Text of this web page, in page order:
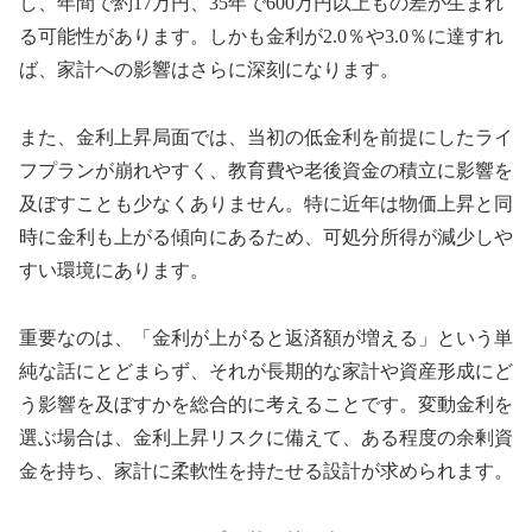
る可能性があります。しかも金利が2.0％や3.0％に達すれ
ば、家計への影響はさらに深刻になります。
また、金利上昇局面では、当初の低金利を前提にしたライ
フプランが崩れやすく、教育費や老後資金の積立に影響を
及ぼすことも少なくありません。特に近年は物価上昇と同
時に金利も上がる傾向にあるため、可処分所得が減少しや
すい環境にあります。
重要なのは、「金利が上がると返済額が増える」という単
純な話にとどまらず、それが長期的な家計や資産形成にど
う影響を及ぼすかを総合的に考えることです。変動金利を
選ぶ場合は、金利上昇リスクに備えて、ある程度の余剰資
金を持ち、家計に柔軟性を持たせる設計が求められます。